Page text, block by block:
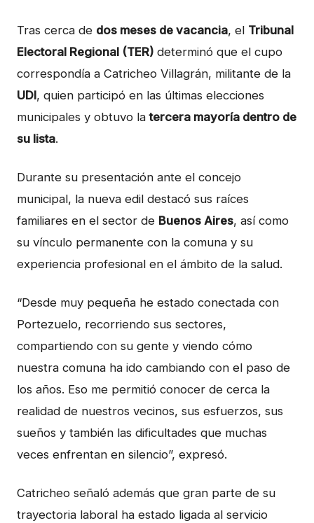
Tras cerca de dos meses de vacancia, el Tribunal
Electoral Regional (TER) determinó que el cupo
correspondía a Catricheo Villagrán, militante de la
UDI, quien participó en las últimas elecciones
municipales y obtuvo latercera mayoría dentro de
su lista.
Durante su presentación ante el concejo
municipal, la nueva edil destacó sus raíces
familiares en el sector de Buenos Aires, así como
su vínculo permanente con la comuna y su
experiencia profesional en el ámbito de la salud.
“Desde muy pequeña he estado conectada con
Portezuelo, recorriendo sus sectores,
compartiendo con su gente y viendo cómo
nuestra comuna ha ido cambiando con el paso de
los años. Eso me permitió conocer de cerca la
realidad de nuestros vecinos, sus esfuerzos, sus
sueños y también las dificultades que muchas
veces enfrentan en silencio”, expresó.
Catricheo señaló además que gran parte de su
trayectoria laboral ha estado ligada al servicio